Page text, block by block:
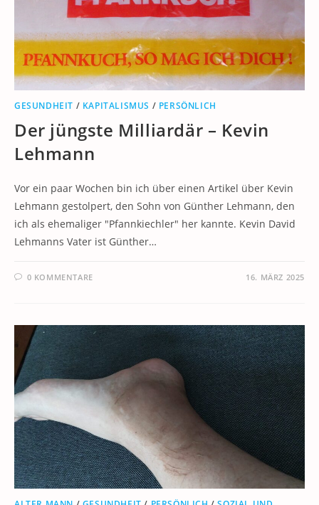
GESUNDHEIT / KAPITALISMUS / PERSÖNLICH
Der jüngste Milliardär – Kevin
Lehmann
Vor ein paar Wochen bin ich über einen Artikel über Kevin
Lehmann gestolpert, den Sohn von Günther Lehmann, den
ich als ehemaliger "Pfannkiechler" her kannte. Kevin David
Lehmanns Vater ist Günther…
0 KOMMENTARE 16. MÄRZ 2025